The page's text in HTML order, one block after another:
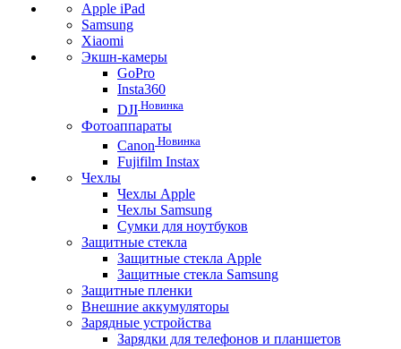
Apple iPad
Samsung
Xiaomi
Экшн-камеры
GoPro
Insta360
DJI Новинка
Фотоаппараты
Canon Новинка
Fujifilm Instax
Чехлы
Чехлы Apple
Чехлы Samsung
Сумки для ноутбуков
Защитные стекла
Защитные стекла Apple
Защитные стекла Samsung
Защитные пленки
Внешние аккумуляторы
Зарядные устройства
Зарядки для телефонов и планшетов